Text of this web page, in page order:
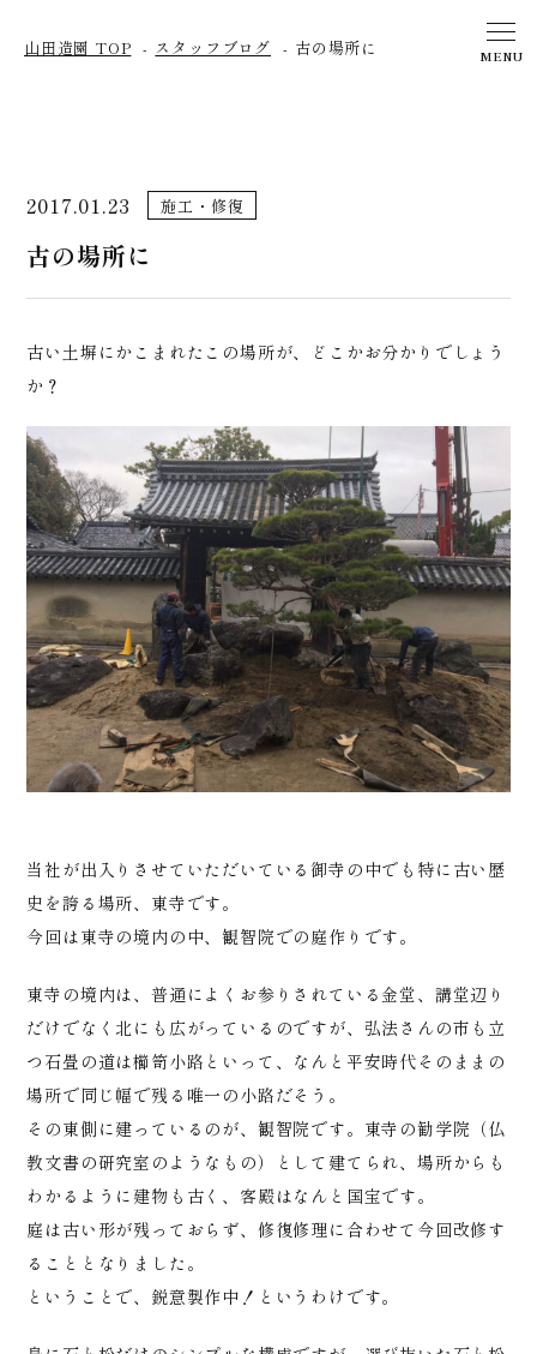
MENU
山田造園 TOP スタッフブログ 古の場所に
2017.01.23 施工・修復
古の場所に
古い土塀にかこまれたこの場所が、どこかお分かりでしょう
か？
当社が出入りさせていただいている御寺の中でも特に古い歴
史を誇る場所、東寺です。
今回は東寺の境内の中、観智院での庭作りです。
東寺の境内は、普通によくお参りされている金堂、講堂辺り
だけでなく北にも広がっているのですが、弘法さんの市も立
つ石畳の道は櫛笥小路といって、なんと平安時代そのままの
場所で同じ幅で残る唯一の小路だそう。
その東側に建っているのが、観智院です。東寺の勧学院（仏
教文書の研究室のようなもの）として建てられ、場所からも
わかるように建物も古く、客殿はなんと国宝です。
庭は古い形が残っておらず、修復修理に合わせて今回改修す
ることとなりました。
ということで、鋭意製作中！というわけです。